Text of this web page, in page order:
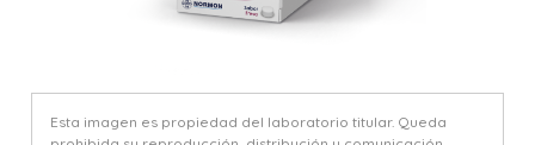
Esta imagen es propiedad del laboratorio titular. Queda